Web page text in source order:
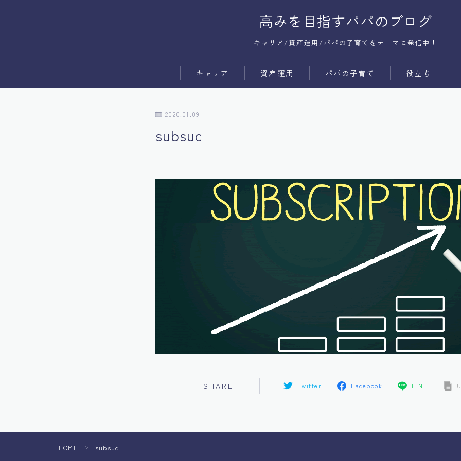
高みを目指すパパのブログ
キャリア/資産運用/パパの子育てをテーマに発信中！
キャリア
ブログ運営
資産運用 パパの子育て 役立ち
2020.01.09
subsuc
SHARE Twitter Facebook LINE
HOME ＞ subsuc